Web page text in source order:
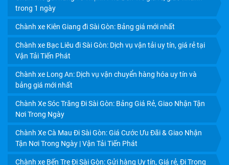
DỊCH VỤ VẬN CHUYỂN TRÁI CÂY MIỀN TÂY ĐI HCM: GIẢI
PHÁP BẢO VỆ GIÁ TRỊ NÔNG SẢN 24H
trong 1 ngày
Chành xe Kiên Giang đi Sài Gòn: Bảng giá mới nhất
Chành xe Bạc Liêu đi Sài Gòn: Dịch vụ vận tải uy tín, giá rẻ tại
Vận Tải Tiến Phát
Chành xe Long An: Dịch vụ vận chuyển hàng hóa uy tín và
bảng giá mới nhất
Chành Xe Sóc Trăng Đi Sài Gòn: Bảng Giá Rẻ, Giao Nhận Tận
Nơi Trong Ngày
Chành Xe Cà Mau Đi Sài Gòn: Giá Cước Ưu Đãi & Giao Nhận
Tận Nơi Trong Ngày | Vận Tải Tiến Phát
Chành xe Bến Tre Đi Sài Gòn: Gửi hàng Uy tín, Giá rẻ, Đi Trong